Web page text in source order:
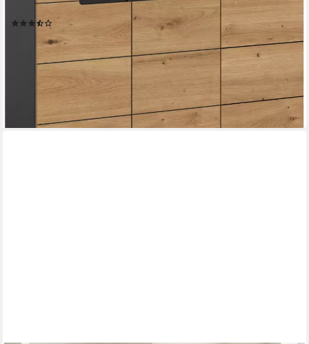
Kommode, Schuhkommode, Anrichte, Sideboard
924,00 €
lieferbar - in 6-8 Werktagen bei dir